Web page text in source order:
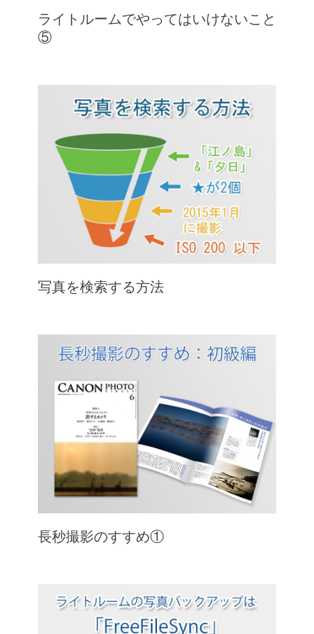
ライトルームでやってはいけないこと
⑤
写真を検索する方法
長秒撮影のすすめ①